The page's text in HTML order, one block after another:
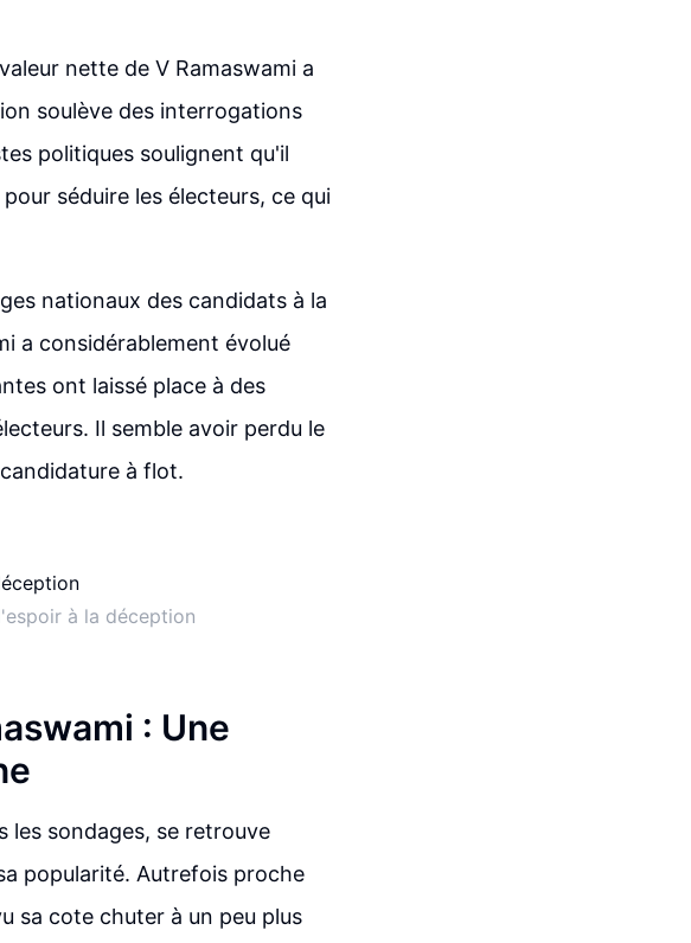
nette de V Ramaswami a
soulève des interrogations
politiques soulignent qu'il
séduire les électeurs, ce qui
nationaux des candidats à la
a considérablement évolué
ont laissé place à des
Il semble avoir perdu le
à flot.
à la déception
: Une
les sondages, se retrouve
popularité. Autrefois proche
sa cote chuter à un peu plus